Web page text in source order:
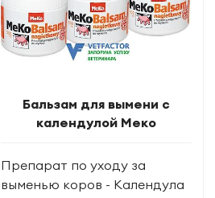
Бальзам для вымени с
календулой Меко
Препарат по уходу за
выменью коров - Календула